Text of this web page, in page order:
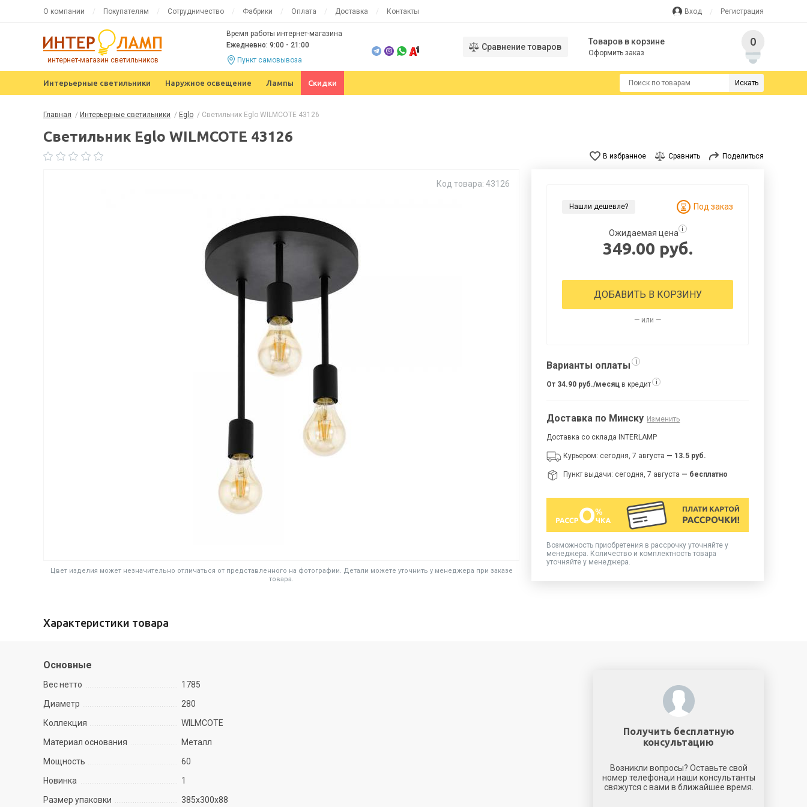
О компании Покупателям Сотрудничество Фабрики Оплата Доставка Контакты Вход Регистрация
интернет-магазин светильников
Время работы интернет-магазина
Ежедневно: 9:00 - 21:00
Пункт самовывоза
Сравнение товаров
Товаров в корзине
Оформить заказ
0
Интерьерные светильники Наружное освещение Лампы Скидки Искать
Главная / Интерьерные светильники / Eglo / Светильник Eglo WILMCOTE 43126
Светильник Eglo WILMCOTE 43126
В избранное Сравнить Поделиться
Код товара: 43126
Цвет изделия может незначительно отличаться от представленного на фотографии. Детали можете уточнить у менеджера при заказе
товара.
Нашли дешевле? Под заказ
Ожидаемая цена i
349.00 руб.
ДОБАВИТЬ В КОРЗИНУ
— или —
Варианты оплаты i
От 34.90 руб./месяц в кредит i
Доставка по Минску Изменить
Доставка со склада INTERLAMP
Курьером: сегодня, 7 августа — 13.5 руб.
Пункт выдачи: сегодня, 7 августа — бесплатно
Возможность приобретения в рассрочку уточняйте у
менеджера. Количество и комплектность товара
уточняйте у менеджера.
Характеристики товара
Основные
Вес нетто
1785
Диаметр
280
Коллекция
WILMCOTE
Материал основания
Металл
Мощность
60
Новинка
1
Размер упаковки
385х300х88
Получить бесплатную
консультацию
Возникли вопросы? Оставьте свой
номер телефона,и наши консультанты
свяжутся с вами в ближайшее время.